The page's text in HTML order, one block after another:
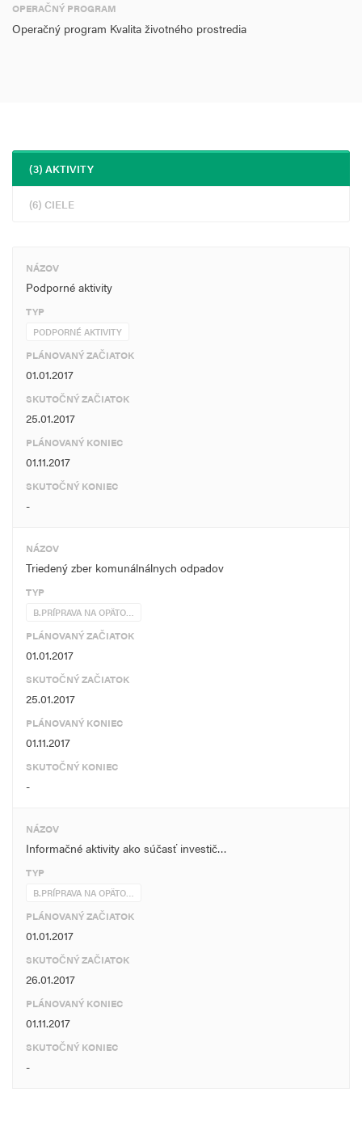
OPERAČNÝ PROGRAM
Operačný program Kvalita životného prostredia
(3) AKTIVITY
(6) CIELE
NÁZOV
Podporné aktivity
TYP
PODPORNÉ AKTIVITY
PLÁNOVANÝ ZAČIATOK
01.01.2017
SKUTOČNÝ ZAČIATOK
25.01.2017
PLÁNOVANÝ KONIEC
01.11.2017
SKUTOČNÝ KONIEC
-
NÁZOV
Triedený zber komunálnálnych odpadov
TYP
B.PRÍPRAVA NA OPÄTO…
PLÁNOVANÝ ZAČIATOK
01.01.2017
SKUTOČNÝ ZAČIATOK
25.01.2017
PLÁNOVANÝ KONIEC
01.11.2017
SKUTOČNÝ KONIEC
-
NÁZOV
Informačné aktivity ako súčasť investič…
TYP
B.PRÍPRAVA NA OPÄTO…
PLÁNOVANÝ ZAČIATOK
01.01.2017
SKUTOČNÝ ZAČIATOK
26.01.2017
PLÁNOVANÝ KONIEC
01.11.2017
SKUTOČNÝ KONIEC
-